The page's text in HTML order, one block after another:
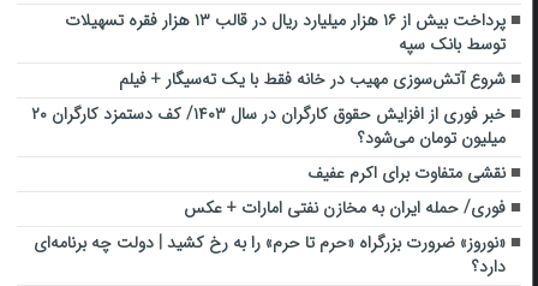
پرداخت بیش از ۱۶ هزار میلیارد ریال در قالب ۱۳ هزار فقره تسهیلات
توسط بانک سپه
شروع آتش‌سوزی مهیب در خانه فقط با یک ته‌سیگار + فیلم
خبر فوری از افزایش حقوق کارگران در سال ۱۴۰۳/ کف دستمزد کارگران ۲۰
میلیون تومان می‌شود؟
نقشی متفاوت برای اکرم عفیف
فوری/ حمله ایران به مخازن نفتی امارات + عکس
«نوروز» ضرورت بزرگراه «حرم تا حرم» را به رخ کشید | دولت چه برنامه‌ای
دارد؟